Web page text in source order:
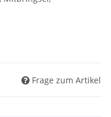
Frage zum Artikel